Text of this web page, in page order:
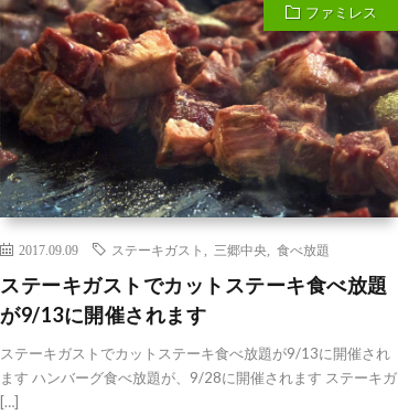
ファミレス
2017.09.09 ステーキガスト 三郷中央 ,食べ放題
ステーキガストでカットステーキ食べ放題
が9/13に開催されます
ステーキガストでカットステーキ食べ放題が9/13に開催され
ます ハンバーグ食べ放題が、9/28に開催されます ステーキガ
[…]